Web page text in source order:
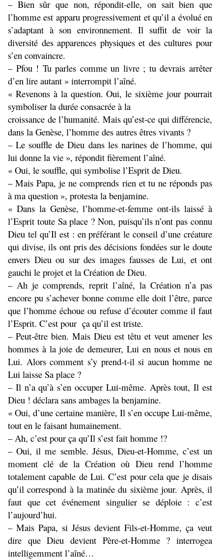
– Bien sûr que non, répondit-elle, on sait bien que
l’homme est apparu progressivement et qu’il a évolué en
s’adaptant à son environnement. Il suffit de voir la
diversité des apparences physiques et des cultures pour
s’en convaincre.
– Pfou ! Tu parles comme un livre ; tu devrais arrêter
d’en lire autant » interrompit l’aîné.
« Revenons à la question. Oui, le sixième jour pourrait
symboliser la durée consacrée à la
croissance de l’humanité. Mais qu’est-ce qui différencie,
dans la Genèse, l’homme des autres êtres vivants ?
– Le souffle de Dieu dans les narines de l’homme, qui
lui donne la vie », répondit fièrement l’aîné.
« Oui, le souffle, qui symbolise l’Esprit de Dieu.
– Mais Papa, je ne comprends rien et tu ne réponds pas
à ma question », protesta la benjamine.
« Dans la Genèse, l’homme-et-femme ont-ils laissé à
l’Esprit toute Sa place ? Non, puisqu’ils n’ont pas connu
Dieu tel qu’Il est : en préférant le conseil d’une créature
qui divise, ils ont pris des décisions fondées sur le doute
envers Dieu ou sur des images fausses de Lui, et ont
gauchi le projet et la Création de Dieu.
– Ah je comprends, reprit l’aîné, la Création n’a pas
encore pu s’achever bonne comme elle doit l’être, parce
que l’homme échoue ou refuse d’écouter comme il faut
l’Esprit. C’est pour ça qu’il est triste.
– Peut-être bien. Mais Dieu est têtu et veut amener les
hommes à la joie de demeurer, Lui en nous et nous en
Lui. Alors comment s’y prend-t-il si aucun homme ne
Lui laisse Sa place ?
– Il n’a qu’à s’en occuper Lui-même. Après tout, Il est
Dieu ! déclara sans ambages la benjamine.
« Oui, d’une certaine manière, Il s’en occupe Lui-même,
tout en le faisant humainement.
– Ah, c’est pour ça qu’Il s’est fait homme !?
– Oui, il me semble. Jésus, Dieu-et-Homme, c’est un
moment clé de la Création où Dieu rend l’homme
totalement capable de Lui. C’est pour cela que je disais
qu’il correspond à la matinée du sixième jour. Après, il
faut que cet événement singulier se déploie : c’est
l’aujourd’hui.
– Mais Papa, si Jésus devient Fils-et-Homme, ça veut
dire que Dieu devient Père-et-Homme ? interrogea
intelligemment l’aîné…